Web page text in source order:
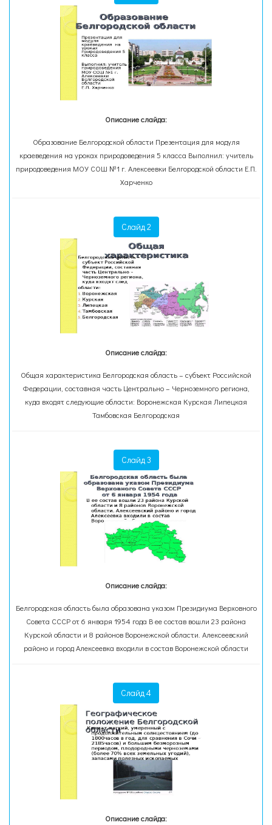
Описание слайда:
Образование Белгородской области Презентация для модуля
краеведения на уроках природоведения 5 класса Выполнил: учитель
природоведения МОУ СОШ №1 г. Алексеевки Белгородской области Е.П.
Харченко
Слайд 2
Описание слайда:
Общая характеристика Белгородская область – субъект Российской
Федерации, составная часть Центрально – Черноземного региона,
куда входят следующие области: Воронежская Курская Липецкая
Тамбовская Белгородская
Слайд 3
Описание слайда:
Белгородская область была образована указом Президиума Верховного
Совета СССР от 6 января 1954 года В ее состав вошли 23 района
Курской области и 8 районов Воронежской области. Алексеевский
районо и город Алексеевка входили в состав Воронежской области
Слайд 4
Описание слайда: